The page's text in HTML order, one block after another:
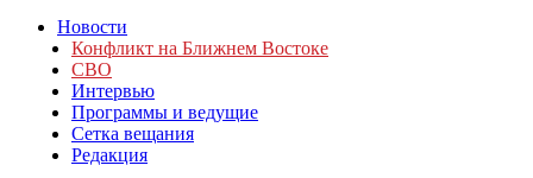
Новости
Конфликт на Ближнем Востоке
СВО
Интервью
Программы и ведущие
Сетка вещания
Редакция